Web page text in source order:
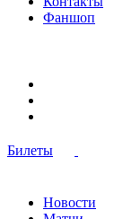
Фаншоп
Билеты
Новости